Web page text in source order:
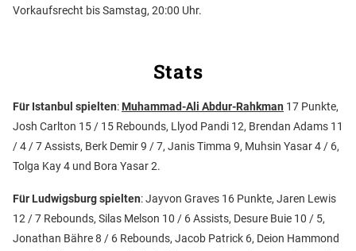
Vorkaufsrecht bis Samstag, 20:00 Uhr.
Stats
Für Istanbul spielten: Muhammad-Ali Abdur-Rahkman 17 Punkte,
Josh Carlton 15 / 15 Rebounds, Llyod Pandi 12, Brendan Adams 11
/ 4 / 7 Assists, Berk Demir 9 / 7, Janis Timma 9, Muhsin Yasar 4 / 6,
Tolga Kay 4 und Bora Yasar 2.
Für Ludwigsburg spielten: Jayvon Graves 16 Punkte, Jaren Lewis
12 / 7 Rebounds, Silas Melson 10 / 6 Assists, Desure Buie 10 / 5,
Jonathan Bähre 8 / 6 Rebounds, Jacob Patrick 6, Deion Hammond